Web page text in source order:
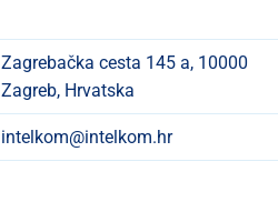
Zagrebačka cesta 145 a, 10000
Zagreb, Hrvatska
intelkom@intelkom.hr